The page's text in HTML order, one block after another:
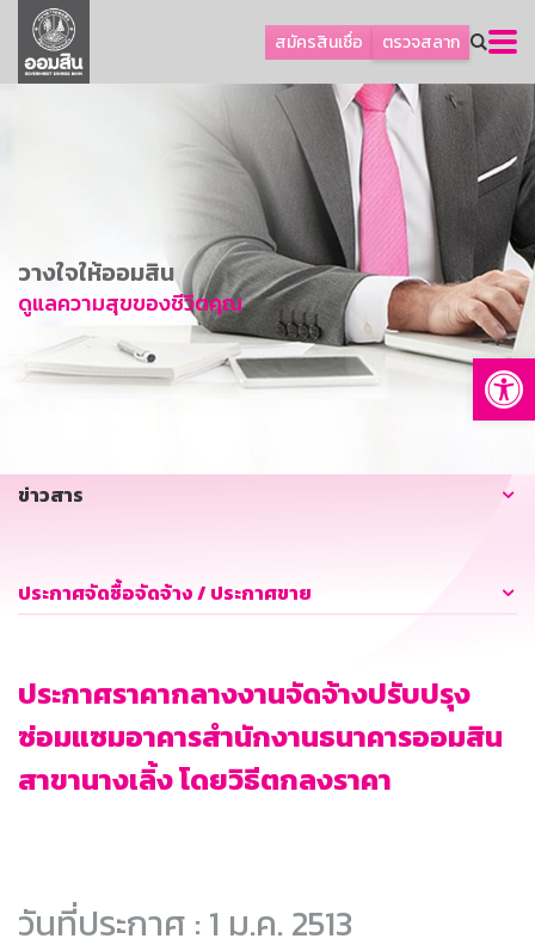
สมัครสินเชื่อ ตรวจสลาก
ลูกค้าธุรกิจ
ลูกค้าผู้ประกอบรายย่อย
การพัฒนาที่ยั่งยืน
ข่าวสาร
บริการทางการเงิน
อื่นๆ
วางใจให้ออมสิน
ดูแลความสุขของชีวิตคุณ
ข่าวสาร
ประกาศจัดซื้อจัดจ้าง / ประกาศขาย
ประกาศราคากลางงานจัดจ้างปรับปรุง
ซ่อมแซมอาคารสำนักงานธนาคารออมสิน
สาขานางเลิ้ง โดยวิธีตกลงราคา
วันที่ประกาศ : 1 ม.ค. 2513